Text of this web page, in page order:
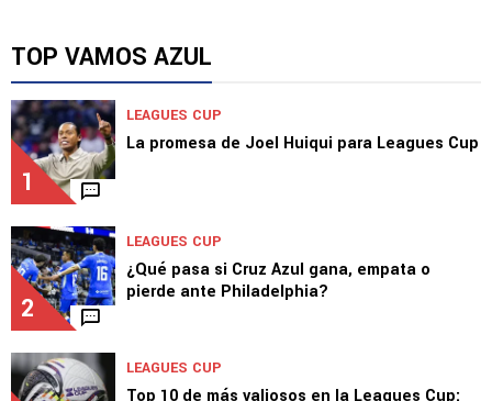
TOP VAMOS AZUL
1
LEAGUES CUP
La promesa de Joel Huiqui para Leagues Cup
2
LEAGUES CUP
¿Qué pasa si Cruz Azul gana, empata o
pierde ante Philadelphia?
LEAGUES CUP
Top 10 de más valiosos en la Leagues Cup: